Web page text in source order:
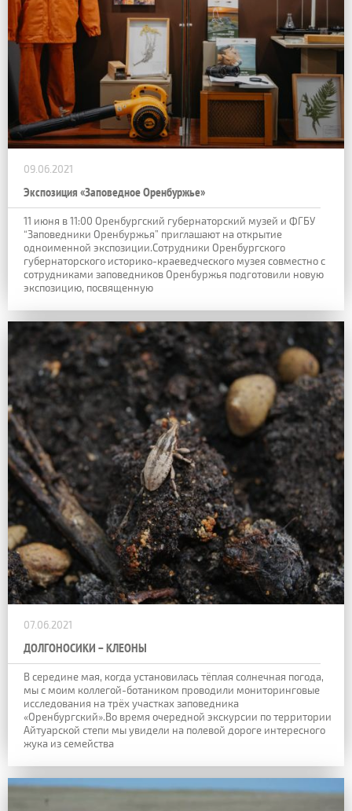
09.06.2021
Экспозиция «Заповедное Оренбуржье»
11 июня в 11:00 Оренбургский губернаторский музей и ФГБУ
“Заповедники Оренбуржья” приглашают на открытие
одноименной экспозиции.Сотрудники Оренбургского
губернаторского историко-краеведческого музея совместно с
сотрудниками заповедников Оренбуржья подготовили новую
экспозицию, посвященную
07.06.2021
ДОЛГОНОСИКИ – КЛЕОНЫ
В середине мая, когда установилась тёплая солнечная погода,
мы с моим коллегой-ботаником проводили мониторинговые
исследования на трёх участках заповедника
«Оренбургский».Во время очередной экскурсии по территории
Айтуарской степи мы увидели на полевой дороге интересного
жука из семейства